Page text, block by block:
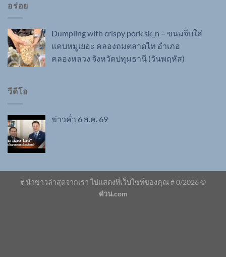
อร่อย
Dumpling with crispy pork sk_n – ขนมจีบใส่
แคบหมูเยอะ คลองถมตลาดไท อำเภอ
คลองหลวง จังหวัดปทุมธานี (วันพฤหัส)
วีดีโอ
ข่าวค่ำ 6 ส.ค. 69
# นำข่าวล่าสุดจากเรา ไปแสดงที่เว็บไซท์ของคุณ #0/2026 ©
ด่วน.com